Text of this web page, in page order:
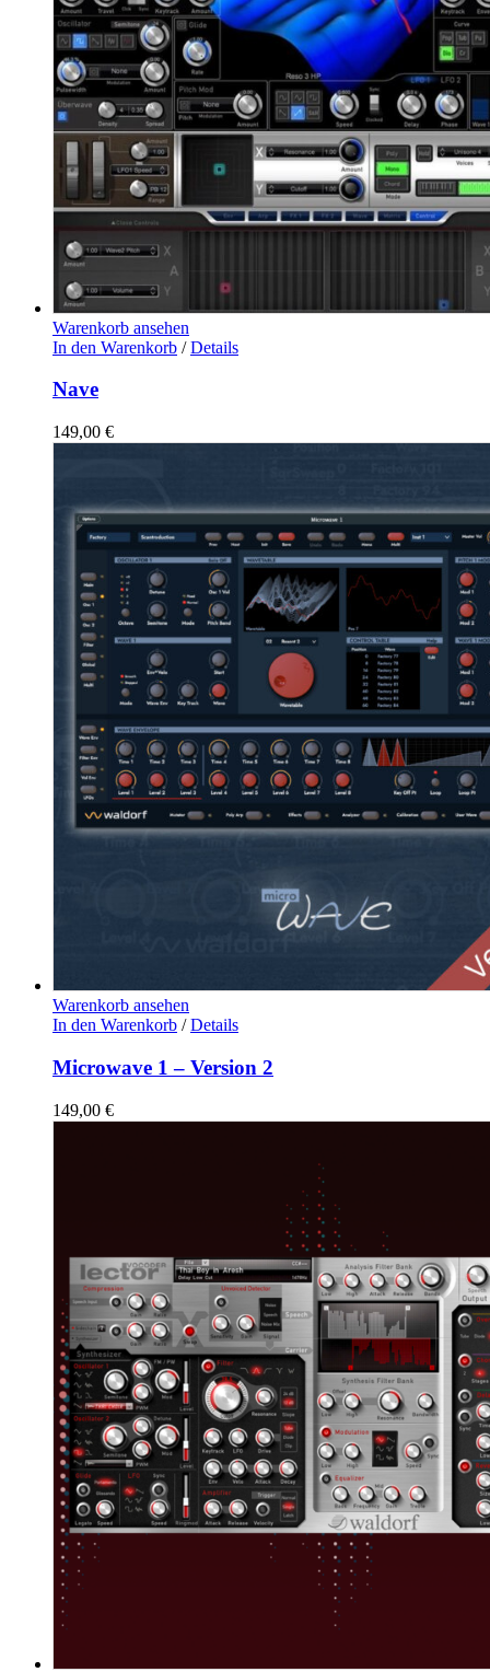
Warenkorb ansehen
In den Warenkorb / Details
Nave
149,00 €
Warenkorb ansehen
In den Warenkorb / Details
Microwave 1 – Version 2
149,00 €